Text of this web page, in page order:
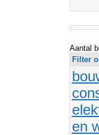
Aantal
Filter
en